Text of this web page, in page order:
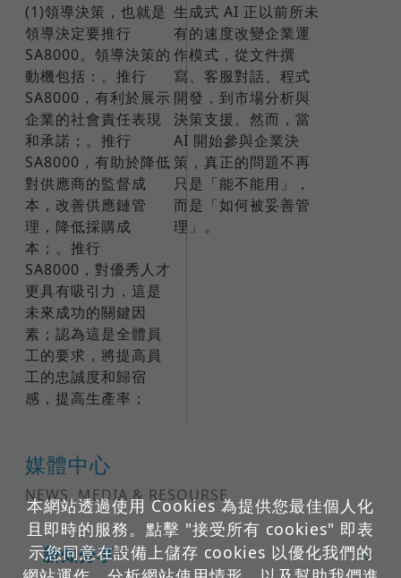
媒體中心
NEWS, MEDIA & RESOURSE
新知分享
(1)領導決策，也就是
領導決定要推行
SA8000。領導決策的
動機包括：。推行
SA8000，有利於展示
企業的社會責任表現
和承諾；。推行
SA8000，有助於降低
對供應商的監督成
本，改善供應鏈管
理，降低採購成
本；。推行
SA8000，對優秀人才
更具有吸引力，這是
未來成功的關鍵因
素；認為這是全體員
工的要求，將提高員
工的忠誠度和歸宿
感，提高生產率；
生成式 AI 正以前所未
有的速度改變企業運
作模式，從文件撰
寫、客服對話、程式
開發，到市場分析與
決策支援。然而，當
AI 開始參與企業決
策，真正的問題不再
只是「能不能用」，
而是「如何被妥善管
理」。
本網站透過使用 Cookies 為提供您最佳個人化
且即時的服務。點擊 "接受所有 cookies" 即表
示您同意在設備上儲存 cookies 以優化我們的